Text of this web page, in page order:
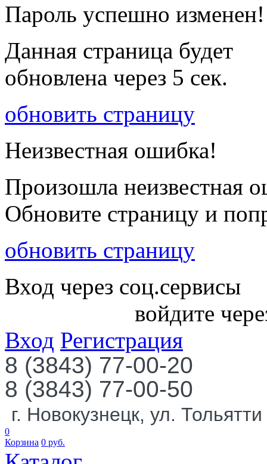
Пароль успешно изменен!
Данная страница будет
обновлена через 5 сек.
обновить страницу
Неизвестная ошибка!
Произошла неизвестная
Обновите страницу и
обновить страницу
Вход через соц.сервисы
войдите
Вход Регистрация
8 (3843) 77-00-20
8 (3843) 77-00-50
г. Новокузнецк, ул.
0
Корзина 0 руб.